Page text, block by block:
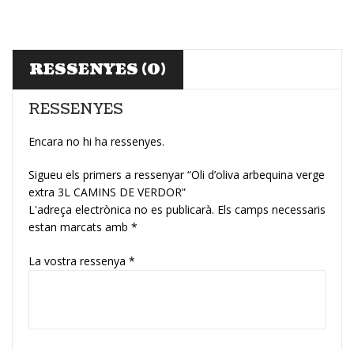
RESSENYES (0)
RESSENYES
Encara no hi ha ressenyes.
Sigueu els primers a ressenyar “Oli d’oliva arbequina verge
extra 3L CAMINS DE VERDOR”
L'adreça electrònica no es publicarà. Els camps necessaris
estan marcats amb *
La vostra ressenya *